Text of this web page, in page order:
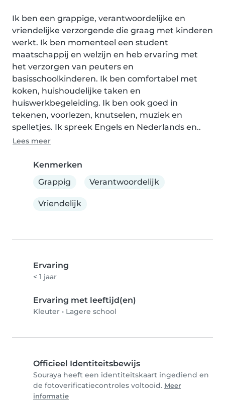
Ik ben een grappige, verantwoordelijke en
vriendelijke verzorgende die graag met kinderen
werkt. Ik ben momenteel een student
maatschappij en welzijn en heb ervaring met
het verzorgen van peuters en
basisschoolkinderen. Ik ben comfortabel met
koken, huishoudelijke taken en
huiswerkbegeleiding. Ik ben ook goed in
tekenen, voorlezen, knutselen, muziek en
spelletjes. Ik spreek Engels en Nederlands en..
Lees meer
Kenmerken
Grappig
Verantwoordelijk
Vriendelijk
Ervaring
< 1 jaar
Ervaring met leeftijd(en)
Kleuter • Lagere school
Officieel Identiteitsbewijs
Souraya heeft een identiteitskaart ingediend en
de fotoverificatiecontroles voltooid. Meer
informatie